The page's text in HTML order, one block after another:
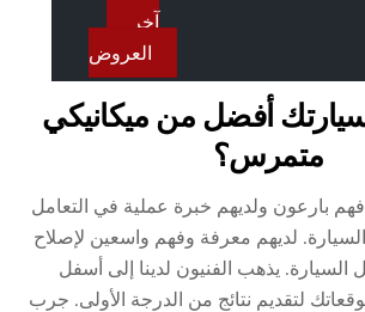
آخر
العروض
أفضل من ميكانيكي
متمرس؟
، فهم بارعون ولديهم خبرة عملية في التعامل
لديهم معرفة وفهم واسعين لإصلاح
يذهب الفنيون لدينا إلى أسفل
لتقديم نتائج من الدرجة الأولى. جرب